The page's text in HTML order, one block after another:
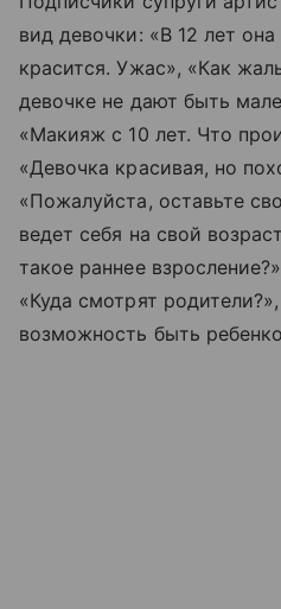
вид девочки: «В 12 лет
красится. Ужас», «Как
девочке не дают быть
«Макияж с 10 лет. Что
«Девочка красивая, но
«Пожалуйста, оставьте
ведет себя на свой
такое раннее
«Куда смотрят
возможность быть